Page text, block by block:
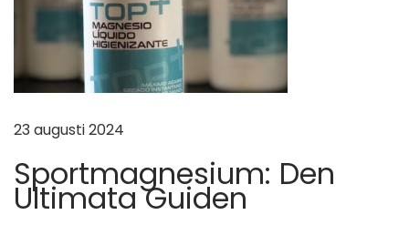
23 augusti 2024
Sportmagnesium: Den
Ultimata Guiden